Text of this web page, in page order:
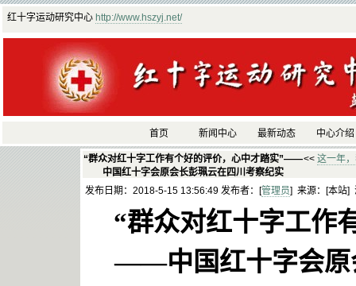
红十字运动研究中心 http://www.hszyj.net/
首页 新闻中心 最新动态 中心介绍
“群众对红十字工作有个好的评价，心中才踏实”——
中国红十字会原会长彭珮云在四川考察纪实
<< 这一年
发布日期：2018-5-15 13:56:49 发布者：[管理员] 来源：[本站]
“群众对红十字工作
——中国红十字会原